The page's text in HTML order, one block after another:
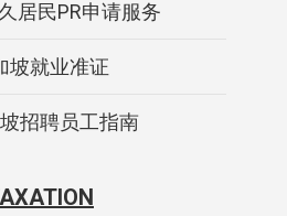
居民PR申请服务
坡就业准证
招聘员工指南